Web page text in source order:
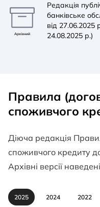
Архівний
Редакція
банківське
від 27.06.2025
24.08.2025 р.)
Правила
споживчого
Діюча редакція
споживчого кредиту
Архівні версії
2025 2024 2022